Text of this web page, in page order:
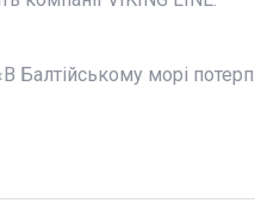
Балтійському морі